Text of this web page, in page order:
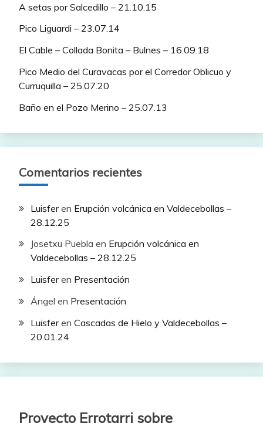
A setas por Salcedillo – 21.10.15
Pico Liguardi – 23.07.14
El Cable – Collada Bonita – Bulnes – 16.09.18
Pico Medio del Curavacas por el Corredor Oblicuo y
Curruquilla – 25.07.20
Baño en el Pozo Merino – 25.07.13
Comentarios recientes
Luisferen Erupción volcánica en Valdecebollas –
28.12.25
Josetxu Puebla en Erupción volcánica en
Valdecebollas – 28.12.25
Luisferen Presentación
Ángel en Presentación
Luisferen Cascadas de Hielo y Valdecebollas –
20.01.24
Proyecto Errotarri sobre